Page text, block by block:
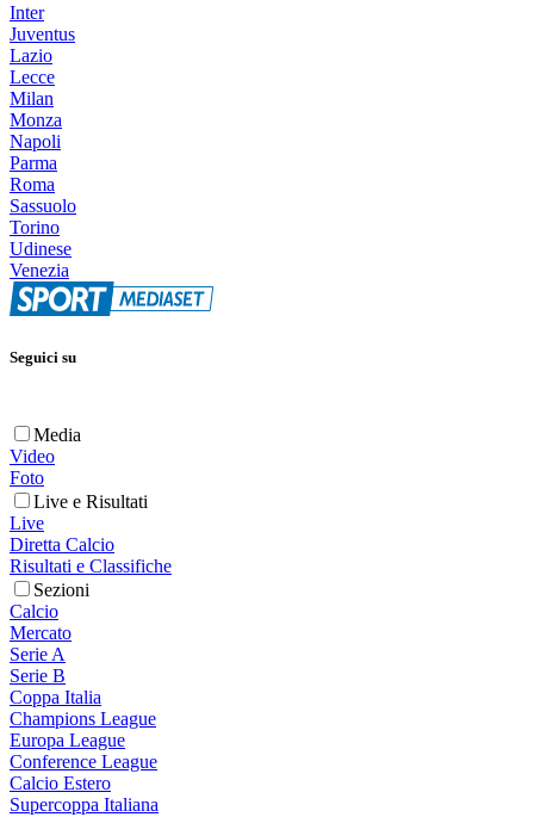
Inter
Juventus
Lazio
Lecce
Milan
Monza
Napoli
Parma
Roma
Sassuolo
Torino
Udinese
Venezia
Seguici su
Media
Video
Foto
Live e Risultati
Live
Diretta Calcio
Risultati e Classifiche
Sezioni
Calcio
Mercato
Serie A
Serie B
Coppa Italia
Champions League
Europa League
Conference League
Calcio Estero
Supercoppa Italiana